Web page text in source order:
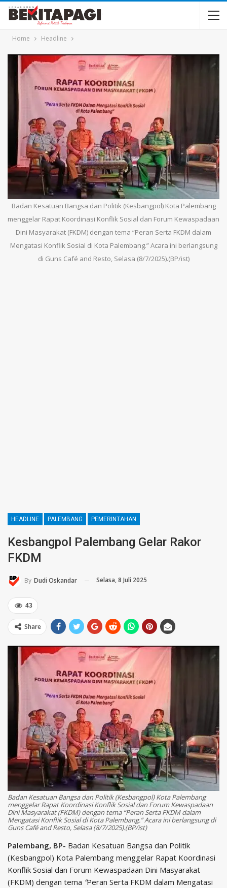
Home Headline
Badan Kesatuan Bangsa dan Politik (Kesbangpol) Kota Palembang
menggelar Rapat Koordinasi Konflik Sosial dan Forum Kewaspadaan
Dini Masyarakat (FKDM) dengan tema “Peran Serta FKDM dalam
Mengatasi Konflik Sosial di Kota Palembang.” Acara ini berlangsung
di Guns Café and Resto, Selasa (8/7/2025).(BP/ist)
HEADLINE PALEMBANG PEMERINTAHAN
Kesbangpol Palembang Gelar Rakor
FKDM
By Dudi Oskandar Selasa, 8 Juli 2025
43
Share
Badan Kesatuan Bangsa dan Politik (Kesbangpol) Kota Palembang
menggelar Rapat Koordinasi Konflik Sosial dan Forum Kewaspadaan
Dini Masyarakat (FKDM) dengan tema “Peran Serta FKDM dalam
Mengatasi Konflik Sosial di Kota Palembang.” Acara ini berlangsung di
Guns Café and Resto, Selasa (8/7/2025).(BP/ist)
Palembang, BP- Badan Kesatuan Bangsa dan Politik
(Kesbangpol) Kota Palembang menggelar Rapat Koordinasi
Konflik Sosial dan Forum Kewaspadaan Dini Masyarakat
(FKDM) dengan tema “Peran Serta FKDM dalam Mengatasi